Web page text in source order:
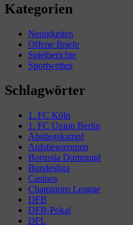
Kategorien
Neuigkeiten
Offene Briefe
Spielberichte
Sportwetten
Schlagwörter
1. FC Köln
1. FC Union Berlin
Abstiegskampf
Aufstiegsrennen
Borussia Dortmund
Bundesliga
Casinos
Champions League
DFB
DFB-Pokal
DFL